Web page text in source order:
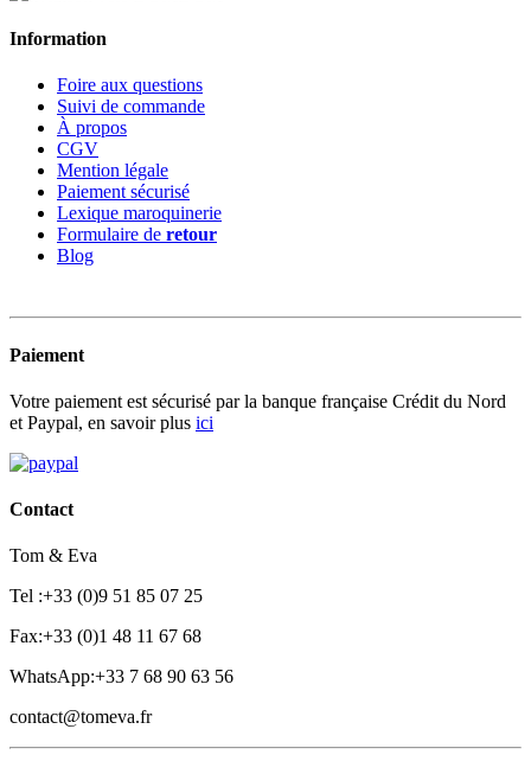
Information
Foire aux questions
Suivi de commande
À propos
CGV
Mention légale
Paiement sécurisé
Lexique maroquinerie
Formulaire de retour
Blog
Paiement
Votre paiement est sécurisé par la banque française Crédit du Nord
et Paypal, en savoir plus ici
Contact
Tom & Eva
Tel :+33 (0)9 51 85 07 25
Fax:+33 (0)1 48 11 67 68
WhatsApp:+33 7 68 90 63 56
contact@tomeva.fr